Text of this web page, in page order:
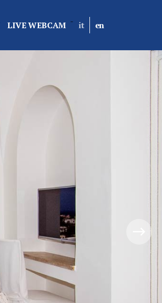
LIVE WEBCAM - it en